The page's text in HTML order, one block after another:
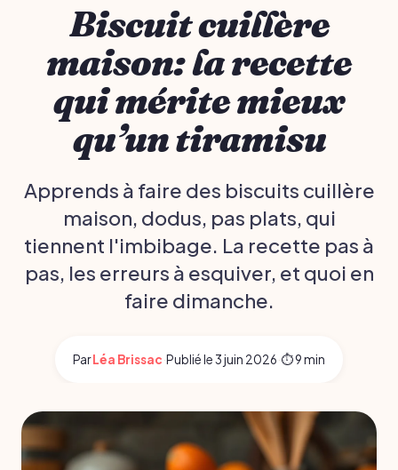
Biscuit cuillère
maison: la recette
qui mérite mieux
qu’un tiramisu
Apprends à faire des biscuits cuillère
maison, dodus, pas plats, qui
tiennent l'imbibage. La recette pas à
pas, les erreurs à esquiver, et quoi en
faire dimanche.
ParLéa Brissac·Publié le3 juin 2026·⏱ 9 min